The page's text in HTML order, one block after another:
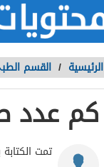
الرئيسية / القسم
كم عدد
تمت